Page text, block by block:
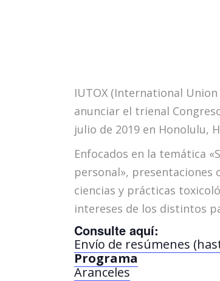
IUTOX (International
anunciar el trienal
julio de 2019 en Honolulu,
Enfocados en la temática
personal», presentaciones
ciencias y prácticas
intereses de los distintos
Consulte aquí:
Envío de resúmenes
Programa
Aranceles